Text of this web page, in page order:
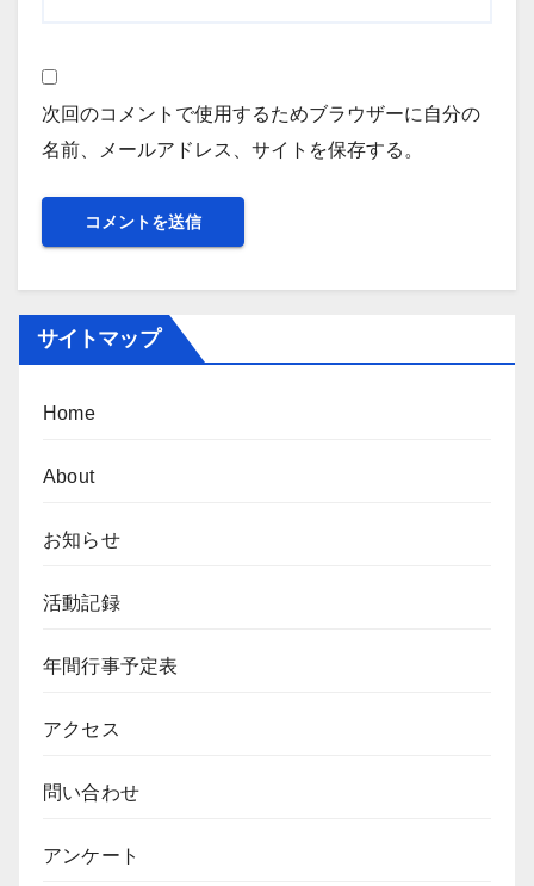
次回のコメントで使用するためブラウザーに自分の
名前、メールアドレス、サイトを保存する。
サイトマップ
Home
About
お知らせ
活動記録
年間行事予定表
アクセス
問い合わせ
アンケート